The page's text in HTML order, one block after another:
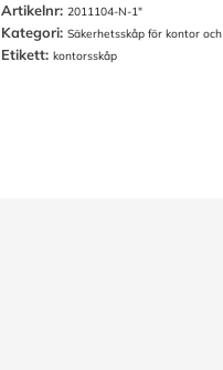
Rosa
-
SSF3492
Artikelnr: 2011104-N-1"
Kategori: Säkerhetsskåp för kontor
Etikett: kontorsskåp